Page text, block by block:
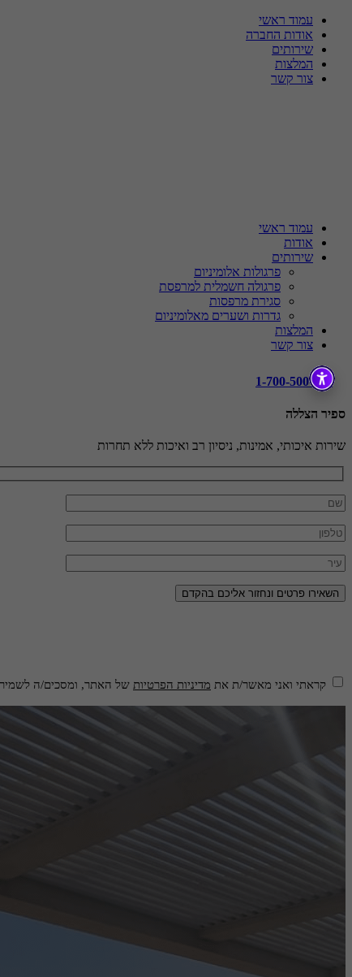
עמוד ראשי
אודות החברה
שירותים
המלצות
צור קשר
עמוד ראשי
אודות
שירותים
פרגולות אלומיניום
פרגולה חשמלית למרפסת
סגירת מרפסות
גדרות ושערים מאלומיניום​
המלצות
צור קשר
1-700-500-978
ספיר הצללה
שירות איכותי, אמינות, ניסיון רב ואיכות ללא תחרות
קראתי ואני מאשר/ת את מדיניות הפרטיות של האתר, ומסכים/ה